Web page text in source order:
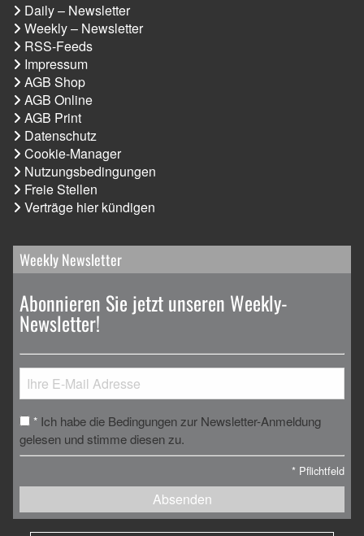
Daily – Newsletter
Weekly – Newsletter
RSS-Feeds
Impressum
AGB Shop
AGB Online
AGB Print
Datenschutz
Cookie-Manager
Nutzungsbedingungen
Freie Stellen
Verträge hier kündigen
Weekly Newsletter
Abonnieren Sie jetzt unseren Weekly-
Newsletter!
* Ich habe die Bedingungen zur Newsletter-Anmeldung
gelesen und stimme diesen zu.
* Pflichtfeld
Absenden